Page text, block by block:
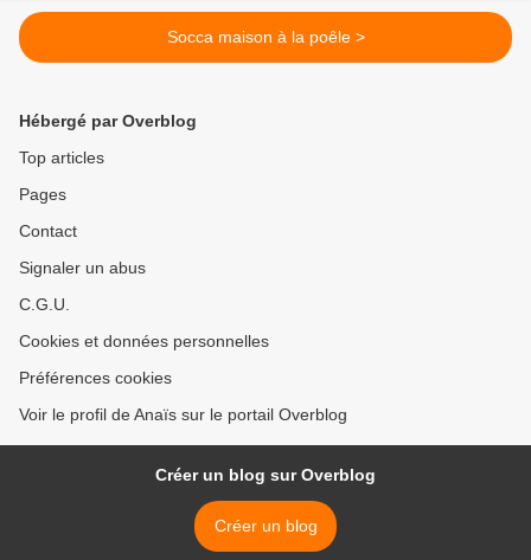
Socca maison à la poêle >
Hébergé par Overblog
Top articles
Pages
Contact
Signaler un abus
C.G.U.
Cookies et données personnelles
Préférences cookies
Voir le profil de Anaïs sur le portail Overblog
Créer un blog sur Overblog
Créer un blog